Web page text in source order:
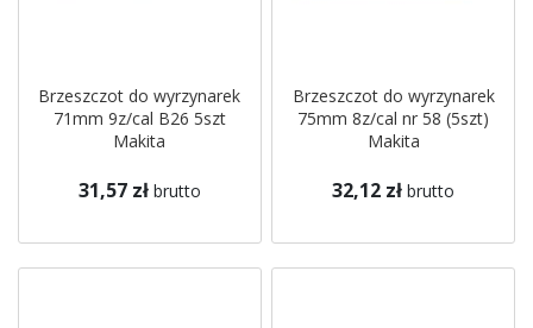
Brzeszczot do wyrzynarek
71mm 9z/cal B26 5szt
Makita
31,57 zł brutto
Brzeszczot do wyrzynarek
75mm 8z/cal nr 58 (5szt)
Makita
32,12 zł brutto